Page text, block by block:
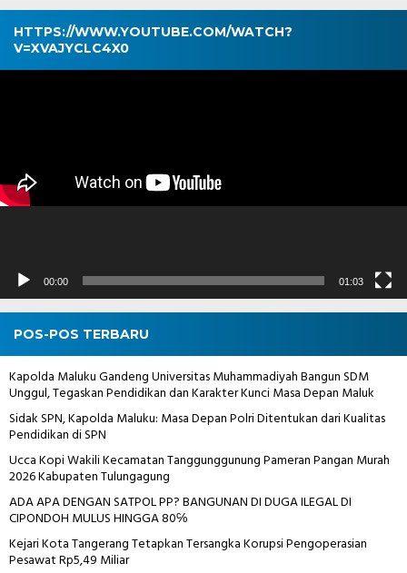
HTTPS://WWW.YOUTUBE.COM/WATCH?
V=XVAJYCLC4X0
Pemutar
00:00 01:03
POS-POS TERBARU
Kapolda Maluku Gandeng Universitas Muhammadiyah Bangun SDM
Unggul, Tegaskan Pendidikan dan Karakter Kunci Masa Depan Maluk
Sidak SPN, Kapolda Maluku: Masa Depan Polri Ditentukan dari Kualitas
Pendidikan di SPN
Ucca Kopi Wakili Kecamatan Tanggunggunung Pameran Pangan Murah
2026 Kabupaten Tulungagung
ADA APA DENGAN SATPOL PP? BANGUNAN DI DUGA ILEGAL DI
CIPONDOH MULUS HINGGA 80℅
Kejari Kota Tangerang Tetapkan Tersangka Korupsi Pengoperasian
Pesawat Rp5,49 Miliar